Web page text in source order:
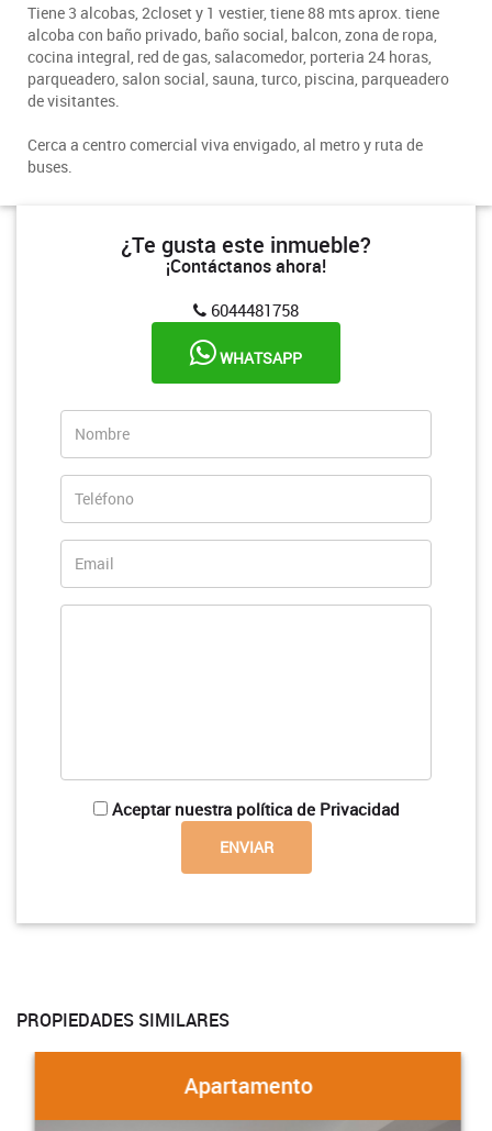
Tiene 3 alcobas, 2closet y 1 vestier, tiene 88 mts aprox. tiene
alcoba con baño privado, baño social, balcon, zona de ropa,
cocina integral, red de gas, salacomedor, porteria 24 horas,
parqueadero, salon social, sauna, turco, piscina, parqueadero
de visitantes.
Cerca a centro comercial viva envigado, al metro y ruta de
buses.
¿Te gusta este inmueble?
¡Contáctanos ahora!
6044481758
WHATSAPP
Aceptar nuestra política de Privacidad
PROPIEDADES SIMILARES
Apartamento